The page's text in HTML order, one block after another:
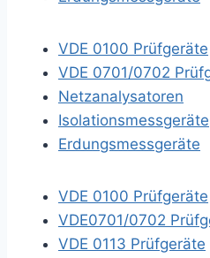
VDE 0100 Prüfgeräte
VDE 0701/0702
Netzanalysatoren
Isolationsmessgeräte
Erdungsmessgeräte
VDE 0100 Prüfgeräte
VDE0701/0702
VDE 0113 Prüfgeräte